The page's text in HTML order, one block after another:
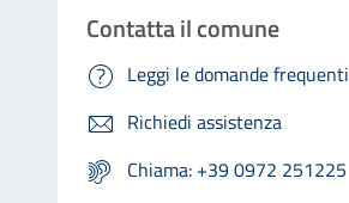
Contatta il comune
Leggi le domande frequenti
Richiedi assistenza
Chiama: +39 0972 251225